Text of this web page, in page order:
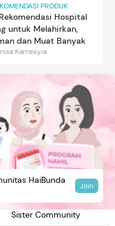
PRODUK
Hospital
untuk Melahirkan,
dan Muat Banyak
Karnesyia
Sister Community
HaiBunda
Join